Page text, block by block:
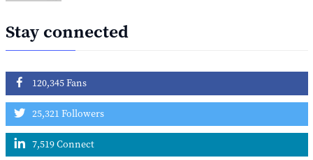
Stay connected
120,345 Fans
25,321 Followers
7,519 Connect